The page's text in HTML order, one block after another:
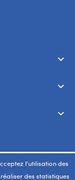
l'utilisation des
des statistiques
keyboard_arrow_down
keyboard_arrow_down
keyboard_arrow_down
réservés.